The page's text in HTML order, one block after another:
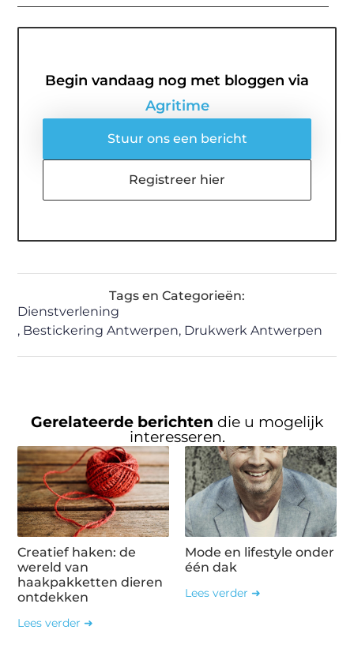
Begin vandaag nog met bloggen via
Agritime
Stuur ons een bericht
Registreer hier
Tags en Categorieën:
Dienstverlening
, Bestickering Antwerpen, Drukwerk Antwerpen
Gerelateerde berichten die u mogelijk
interesseren.
Creatief haken: de
wereld van
haakpakketten dieren
ontdekken
Lees verder ➜
Mode en lifestyle onder
één dak
Lees verder ➜